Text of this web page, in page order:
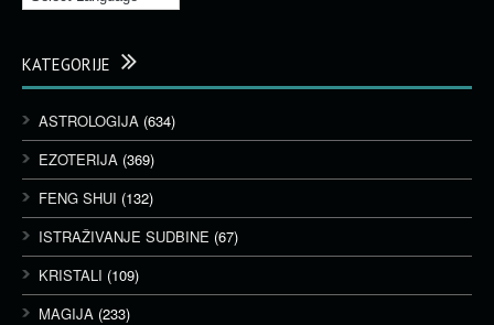
KATEGORIJE
ASTROLOGIJA (634)
EZOTERIJA (369)
FENG SHUI (132)
ISTRAŽIVANJE SUDBINE (67)
KRISTALI (109)
MAGIJA (233)